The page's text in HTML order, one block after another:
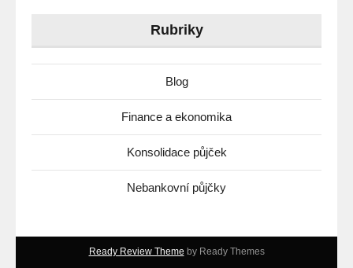
Rubriky
Blog
Finance a ekonomika
Konsolidace půjček
Nebankovní půjčky
Ready Review Theme by Ready Themes